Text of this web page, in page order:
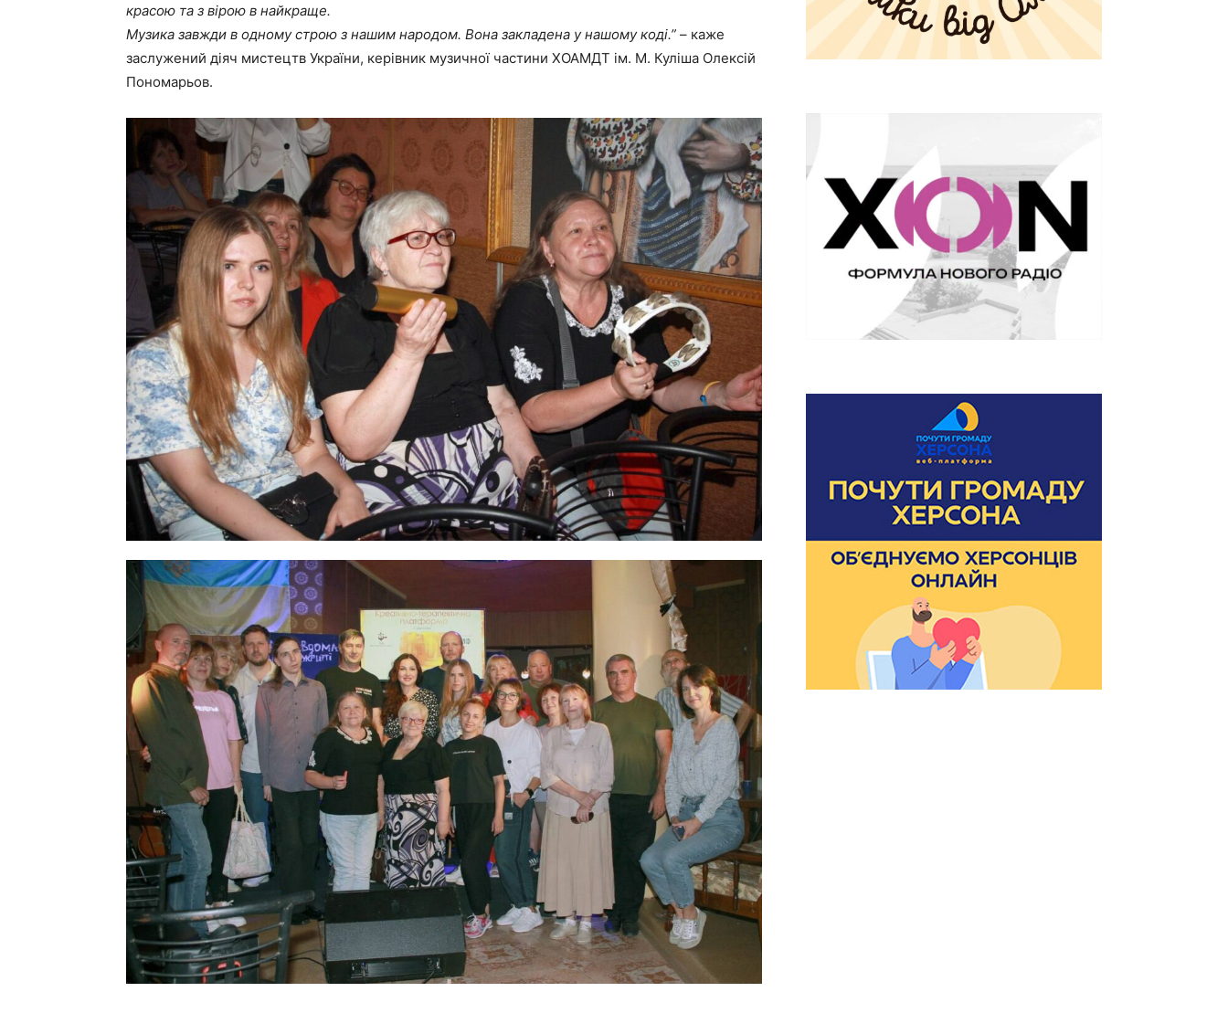
красою та з вірою в найкраще.
Музика завжди в одному строю з нашим народом. Вона закладена у нашому коді.” – каже
заслужений діяч мистецтв України, керівник музичної частини ХОАМДТ ім. М. Куліша Олексій
Пономарьов.